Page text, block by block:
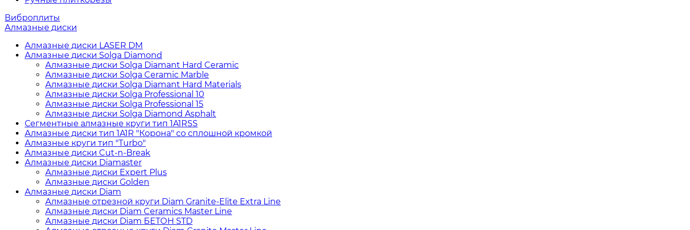
Виброплиты
Алмазные диски
Алмазные диски LASER DM
Алмазные диски Solga Diamond
Алмазные диски Solga Diamant Hard Ceramic
Алмазные диски Solga Ceramic Marble
Алмазные диски Solga Diamant Hard Materials
Алмазные диски Solga Professional 10
Алмазные диски Solga Professional 15
Алмазные диски Solga Diamond Asphalt
Сегментные алмазные круги тип 1A1RSS
Алмазные диски тип 1A1R "Корона" со сплошной кромкой
Алмазные круги тип "Turbo"
Алмазные диски Cut-n-Break
Алмазные диски Diamaster
Алмазные диски Expert Plus
Алмазные диски Golden
Алмазные диски Diam
Алмазные отрезной круги Diam Granite-Elite Extra Line
Алмазные диски Diam Ceramics Master Line
Алмазные диски Diam БЕТОН STD